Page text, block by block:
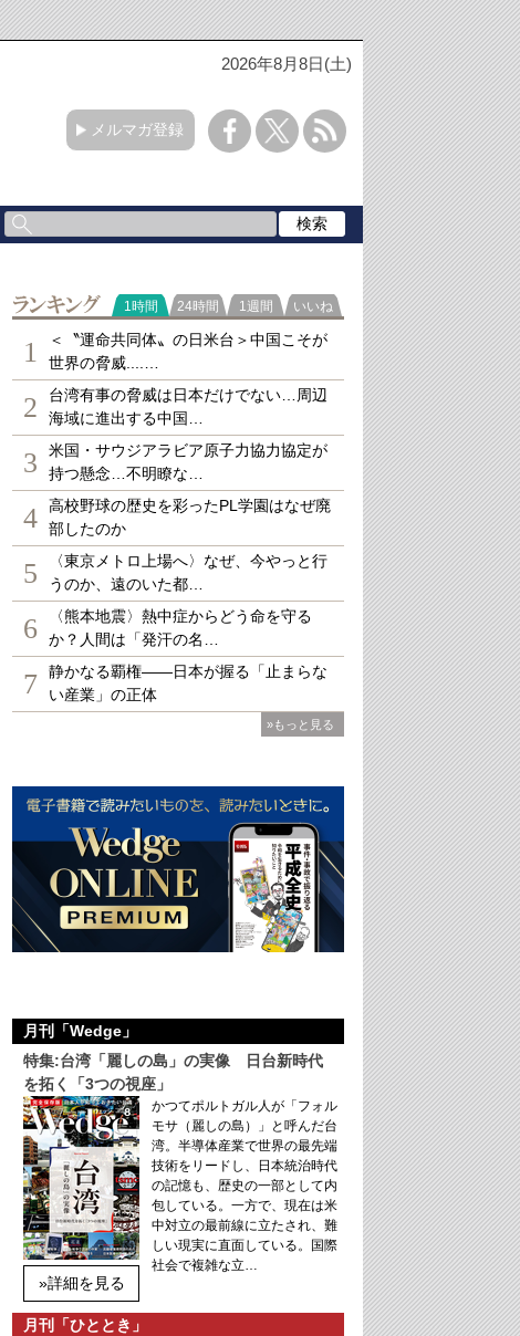
2026年8月8日(土)
メルマガ登録
ランキング
1時間 24時間 1週間 いいね
1
＜〝運命共同体〟の日米台＞中国こそが
世界の脅威....…
2
台湾有事の脅威は日本だけでない…周辺
海域に進出する中国…
3
米国・サウジアラビア原子力協力協定が
持つ懸念…不明瞭な…
4
高校野球の歴史を彩ったPL学園はなぜ廃
部したのか
5
〈東京メトロ上場へ〉なぜ、今やっと行
うのか、遠のいた都…
6
〈熊本地震〉熱中症からどう命を守る
か？人間は「発汗の名…
7
静かなる覇権――日本が握る「止まらな
い産業」の正体
»もっと見る
月刊「Wedge」
特集:台湾「麗しの島」の実像 日台新時代
を拓く「3つの視座」
»詳細を見る
かつてポルトガル人が「フォル
モサ（麗しの島）」と呼んだ台
湾。半導体産業で世界の最先端
技術をリードし、日本統治時代
の記憶も、歴史の一部として内
包している。一方で、現在は米
中対立の最前線に立たされ、難
しい現実に直面している。国際
社会で複雑な立…
月刊「ひととき」